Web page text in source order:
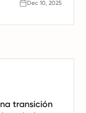
Dec 10, 2025
transición